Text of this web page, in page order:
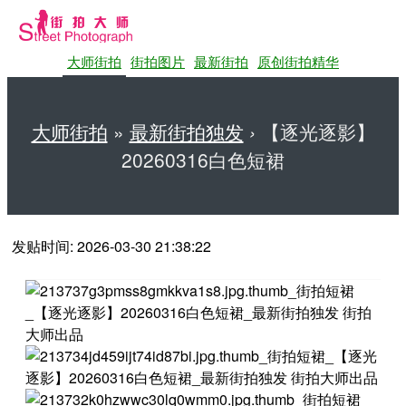
大师街拍 街拍图片 最新街拍 原创街拍精华
大师街拍 » 最新街拍独发 ›
【逐光逐影】
20260316白色短裙
发贴时间: 2026-03-30 21:38:22